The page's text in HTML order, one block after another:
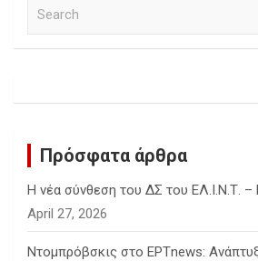
h
Πρόσφατα άρθρα
Η νέα σύνθεση του ΔΣ του ΕΛ.Ι.Ν.Τ. –
April 27, 2026
Ντομπρόβσκις στο ΕΡΤnews: